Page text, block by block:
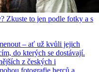
Zkuste to jen podle fotky a s
– ať už kvůli jejich
do kterých se dostávají.
z českých i